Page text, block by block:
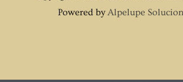
Powered byAlpelupe